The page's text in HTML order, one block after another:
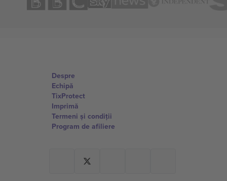
Despre
Echipă
TixProtect
Imprimă
Termeni și condiții
Program de afiliere